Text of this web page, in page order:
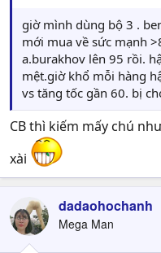
giờ mình dùng bộ 3 .
mới mua về sức mạnh
a.burakhov lên 95 rồi.
mệt.giờ khổ mỗi hàng
vs tăng tốc gần 60. bị
CB thì kiếm mấy chú
xài
dadaohochanh
Mega Man